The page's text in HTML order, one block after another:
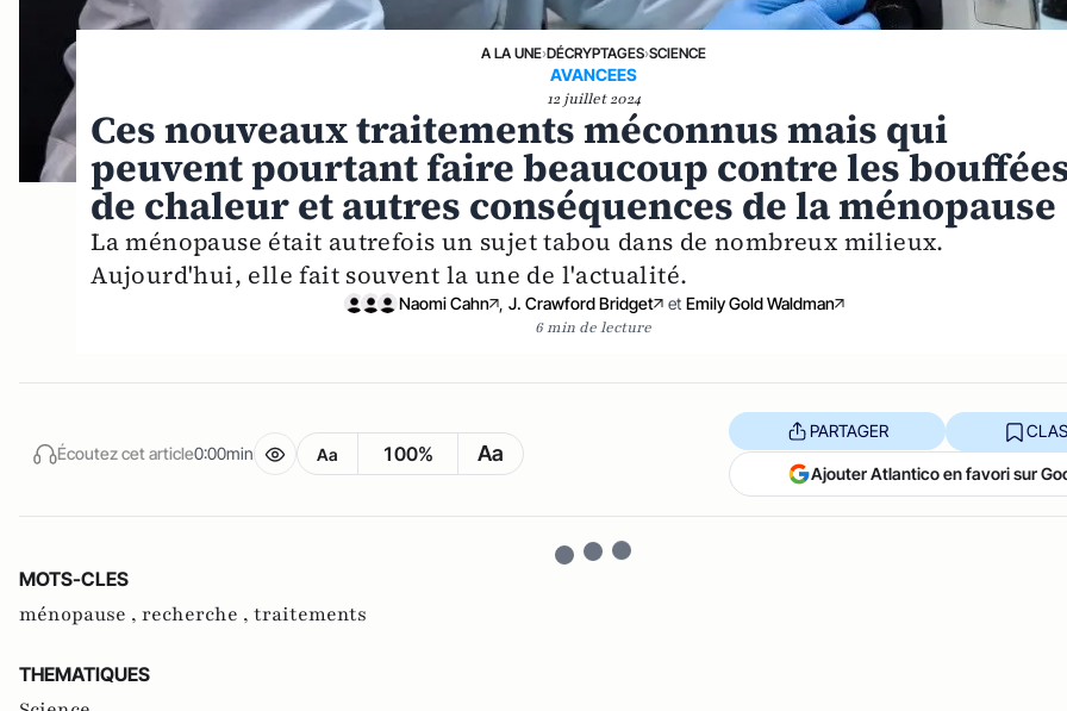
A LA UNE›DÉCRYPTAGES›SCIENCE
AVANCEES
12 juillet 2024
Ces nouveaux traitements méconnus mais qui
peuvent pourtant faire beaucoup contre les
de chaleur et autres conséquences de la ménopause
La ménopause était autrefois un sujet tabou dans de nombreux milieux.
Aujourd'hui, elle fait souvent la une de l'actualité.
Naomi Cahn , J. Crawford Bridget et Emily Gold Waldman
6 min de lecture
Écoutez cet article0:00min Aa 100% Aa
PARTAGER
Ajouter Atlantico en favori sur
MOTS-CLES
ménopause , recherche , traitements
THEMATIQUES